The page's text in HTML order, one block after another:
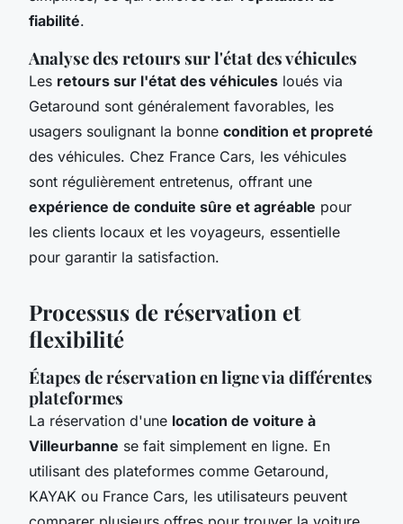
fiabilité.
Analyse des retours sur l'état des véhicules
Les retours sur l'état des véhicules loués via
Getaround sont généralement favorables, les
usagers soulignant la bonne condition et propreté
des véhicules. Chez France Cars, les véhicules
sont régulièrement entretenus, offrant une
expérience de conduite sûre et agréable pour
les clients locaux et les voyageurs, essentielle
pour garantir la satisfaction.
Processus de réservation et
flexibilité
Étapes de réservation en ligne via différentes
plateformes
La réservation d'une location de voiture à
Villeurbanne se fait simplement en ligne. En
utilisant des plateformes comme Getaround,
KAYAK ou France Cars, les utilisateurs peuvent